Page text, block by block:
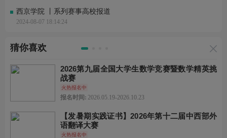
西京学院 丨系列赛事高校报道
2024-08-07 18:14:24
猜你喜欢
2026第九届全国大学生数学竞赛暨数学精英挑
战赛
火热报名中
报名时间: 2026.05.19-2026.10.23
【发暑期实践证书】2026年第十二届中西部外
语翻译大赛
火热报名中